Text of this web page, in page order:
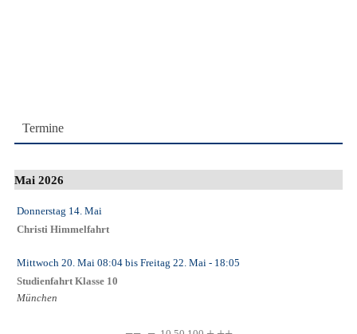
Termine
Mai 2026
Donnerstag 14. Mai
Christi Himmelfahrt
Mittwoch 20. Mai 08:04 bis Freitag 22. Mai - 18:05
Studienfahrt Klasse 10
München